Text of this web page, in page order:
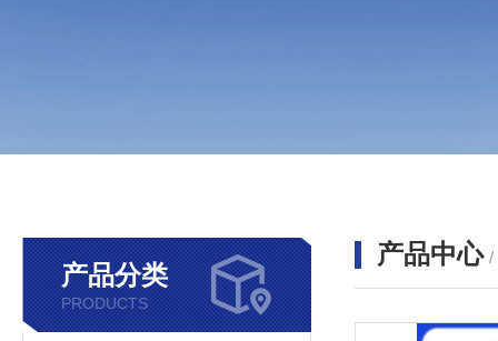
产品分类
PRODUCTS
产品中心 /